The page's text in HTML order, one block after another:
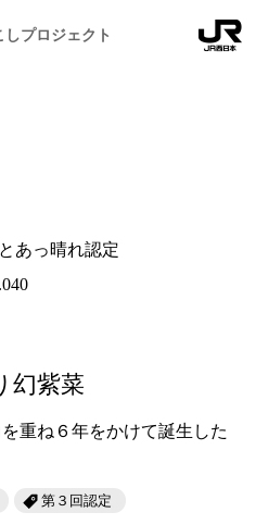
プロジェクト
らせ
と散歩
のおみやげ開発
っ晴れ認定
あっ晴れ認定
幻紫菜
重ね６年をかけて誕生した
第３回認定